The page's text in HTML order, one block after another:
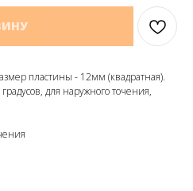
пластины - 12мм (квадратная).
для наружного точения,